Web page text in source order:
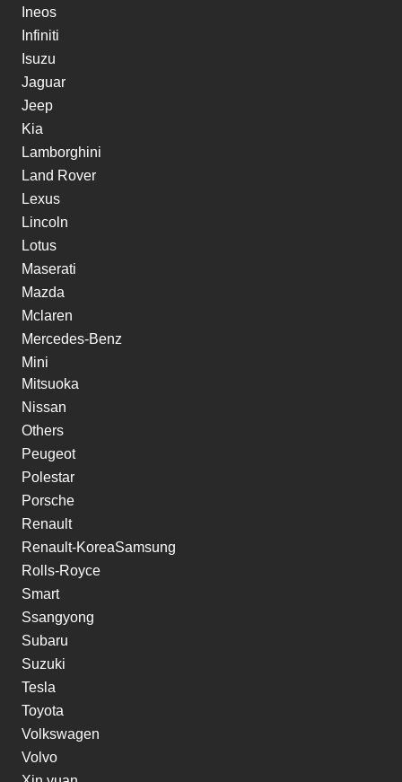
Ineos
Infiniti
Isuzu
Jaguar
Jeep
Kia
Lamborghini
Land Rover
Lexus
Lincoln
Lotus
Maserati
Mazda
Mclaren
Mercedes-Benz
Mini
Mitsuoka
Nissan
Others
Peugeot
Polestar
Porsche
Renault
Renault-KoreaSamsung
Rolls-Royce
Smart
Ssangyong
Subaru
Suzuki
Tesla
Toyota
Volkswagen
Volvo